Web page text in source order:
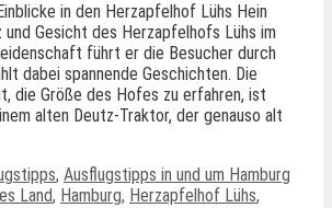
in den Herzapfelhof Lühs Hein
und Gesicht des Herzapfelhofs Lühs im
führt er die Besucher durch
dabei spannende Geschichten. Die
die Größe des Hofes zu erfahren, ist
alten Deutz-Traktor, der genauso alt
, Ausflugstipps in und um Hamburg
Land, Hamburg, Herzapfelhof Lühs,